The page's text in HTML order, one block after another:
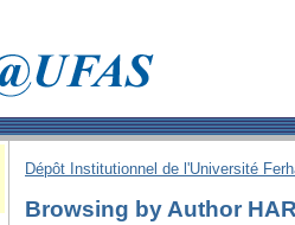
Dépôt Institutionnel de l'Université
Browsing by Author